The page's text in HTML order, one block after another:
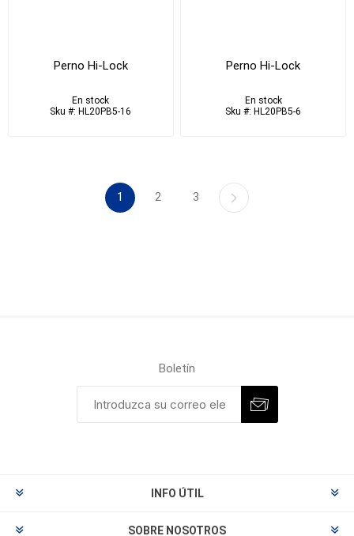
Perno Hi-Lock
En stock
Sku #: HL20PB5-16
Perno Hi-Lock
En stock
Sku #: HL20PB5-6
1 2 3
Boletín
INFO ÚTIL
SOBRE NOSOTROS